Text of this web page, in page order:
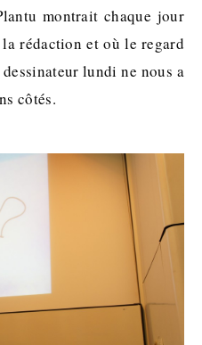
montrait chaque jour
rédaction et où le regard
lundi ne nous a
côtés.